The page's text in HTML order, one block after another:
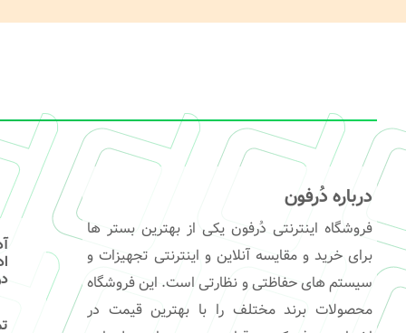
درباره دُرفون
فروشگاه اینترنتی دُرفون یکی از بهترین بستر ها
برای خرید و مقایسه آنلاین و اینترنتی تجهیزات و
سیستم های حفاظتی و نظارتی است. این فروشگاه
محصولات برند مختلف را با بهترین قیمت در